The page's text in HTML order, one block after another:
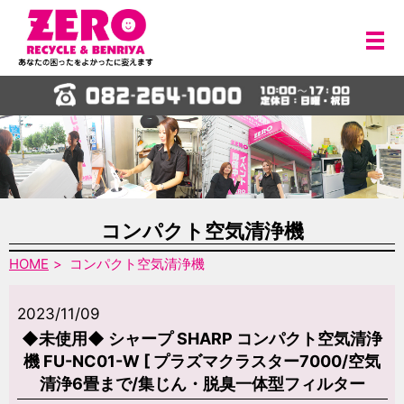
メ
コンパクト空気清浄機
HOME コンパクト空気清浄機
2023/11/09
◆未使用◆ シャープ SHARP コンパクト空気清浄
機 FU-NC01-W [ プラズマクラスター7000/空気
清浄6畳まで/集じん・脱臭一体型フィルター